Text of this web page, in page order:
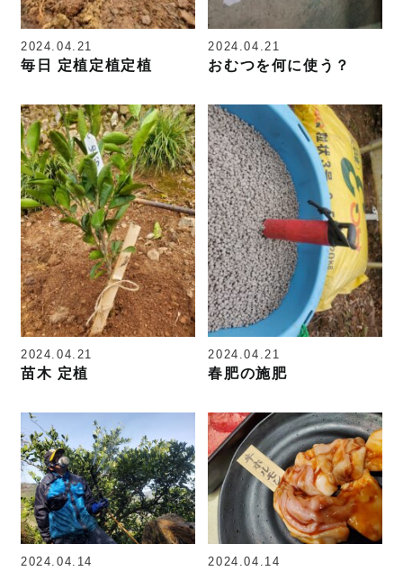
2024.04.21
毎日 定植定植定植
2024.04.21
おむつを何に使う？
2024.04.21
苗木 定植
2024.04.21
春肥の施肥
2024.04.14 2024.04.14